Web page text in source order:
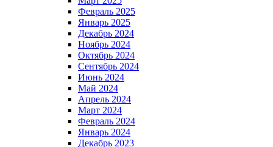
Февраль 2025
Январь 2025
Декабрь 2024
Ноябрь 2024
Октябрь 2024
Сентябрь 2024
Июнь 2024
Май 2024
Апрель 2024
Март 2024
Февраль 2024
Январь 2024
Декабрь 2023